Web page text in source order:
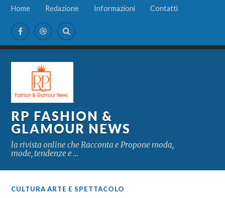
Home Redazione Informazioni Contatti
RP FASHION &
GLAMOUR NEWS
la rivista online che Racconta e Propone moda,
mode, tendenze e …
CULTURA ARTE E SPETTACOLO